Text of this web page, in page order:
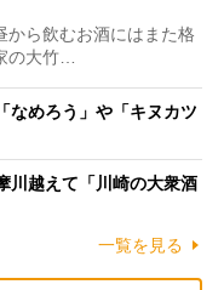
ら飲むお酒にはまた格
の大竹…
なめろう」や「キヌカツ
川越えて「川崎の大衆酒
一覧を見る